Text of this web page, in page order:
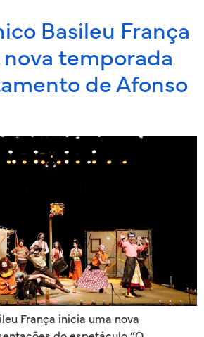
Basileu França
temporada
de Afonso
França inicia uma nova